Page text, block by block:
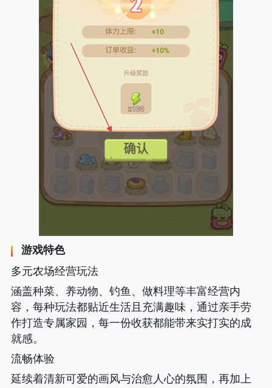
游戏特色
多元农场经营玩法
涵盖种菜、养动物、钓鱼、做料理等丰富经营内
容，每种玩法都贴近生活且充满趣味，通过亲手劳
作打造专属家园，每一份收获都能带来实打实的成
就感。
流畅体验
延续着清新可爱的画风与治愈人心的氛围，再加上